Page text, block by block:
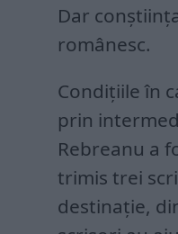
Dar
românesc.
Condițiile în
prin
Rebreanu a
trimis trei
destinație,